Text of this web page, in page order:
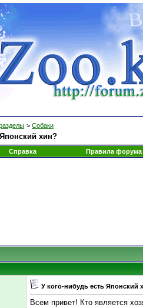
> Собаки
хин?
Справка Правила форума
У кого-нибудь есть Японский
Всем привет! Кто является